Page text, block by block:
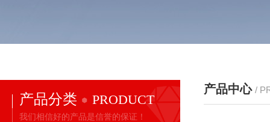
产品分类 PRODUCT
我们相信好的产品是信誉的保证！
产品中心 /